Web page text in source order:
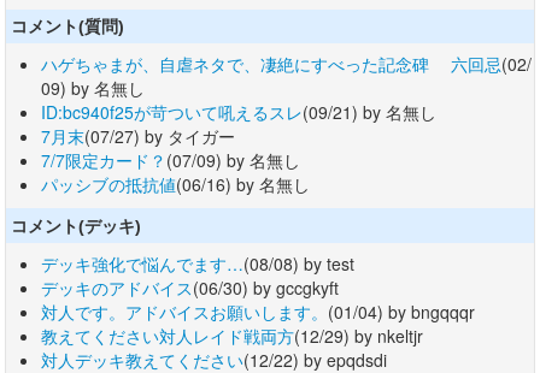
コメント(質問)
ハゲちゃまが、自虐ネタで、凄絶にすべった記念碑 六回忌(02/
09) by 名無し
ID:bc940f25が苛ついて吼えるスレ(09/21) by 名無し
7月末(07/27) by タイガー
7/7限定カード？ (07/09) by 名無し
パッシブの抵抗値(06/16) by 名無し
コメント(デッキ)
デッキ強化で悩んでます…(08/08) by test
デッキのアドバイス(06/30) by gccgkyft
対人です。アドバイスお願いします。 (01/04) by bngqqqr
教えてください対人レイド戦両方(12/29) by nkeltjr
対人デッキ教えてください(12/22) by epqdsdi